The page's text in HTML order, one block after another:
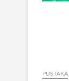
PUSTAKA